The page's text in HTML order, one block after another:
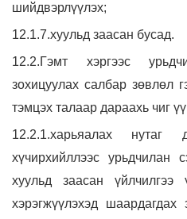
шийдвэрлүүлэх;
12.1.7.хуульд заасан бусад.
12.2.Гэмт хэргээс
зохицуулах салбар зөвлөл
тэмцэх талаар дараахь чиг
12.2.1.харьяалах нутаг
хүчирхийллээс урьдчилан
хуульд заасан үйлчилгээ
хэрэгжүүлэхэд шаардагдах